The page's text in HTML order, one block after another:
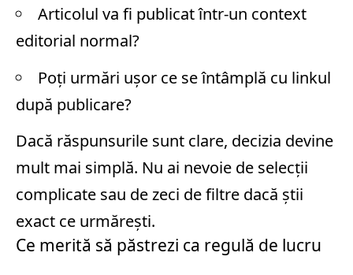
Articolul va fi publicat într-un context
editorial normal?
Poți urmări ușor ce se întâmplă cu linkul
după publicare?
Dacă răspunsurile sunt clare, decizia devine
mult mai simplă. Nu ai nevoie de selecții
complicate sau de zeci de filtre dacă știi
exact ce urmărești.
Ce merită să păstrezi ca regulă de lucru